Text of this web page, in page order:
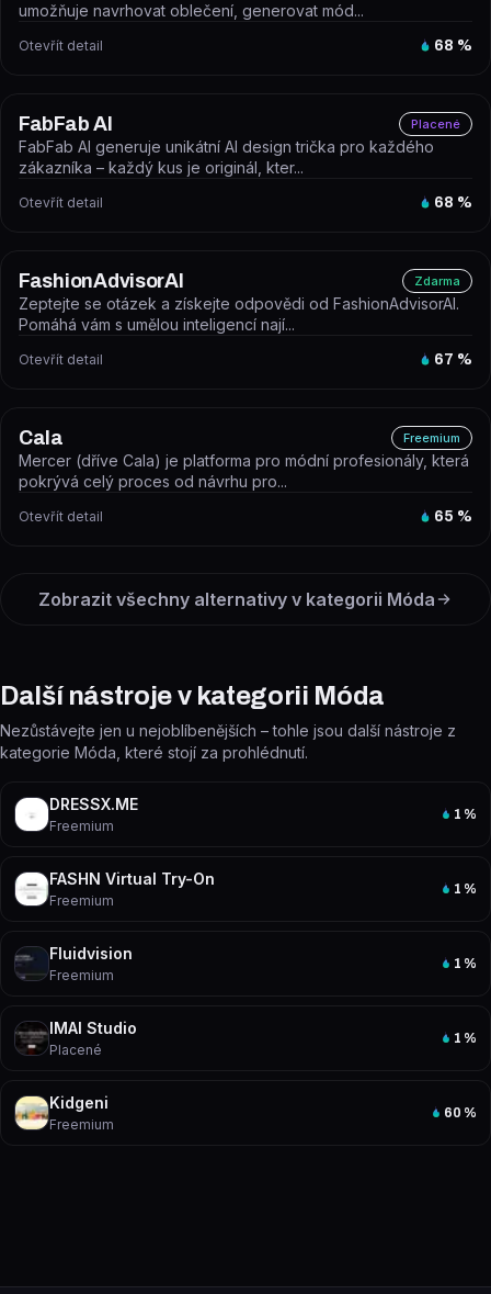
umožňuje navrhovat oblečení, generovat mód...
Otevřít detail 68 %
FabFab AI Placené
FabFab AI generuje unikátní AI design trička pro každého
zákazníka – každý kus je originál, kter...
Otevřít detail 68 %
FashionAdvisorAI Zdarma
Zeptejte se otázek a získejte odpovědi od FashionAdvisorAI.
Pomáhá vám s umělou inteligencí nají...
Otevřít detail 67 %
Cala Freemium
Mercer (dříve Cala) je platforma pro módní profesionály, která
pokrývá celý proces od návrhu pro...
Otevřít detail 65 %
Zobrazit všechny alternativy v kategorii Móda
Další nástroje v kategorii Móda
Nezůstávejte jen u nejoblíbenějších – tohle jsou další nástroje z
kategorie Móda, které stojí za prohlédnutí.
DRESSX.ME
Freemium
1 %
FASHN Virtual Try-On
Freemium
1 %
Fluidvision
Freemium
1 %
IMAI Studio
Placené
1 %
Kidgeni
Freemium
60 %